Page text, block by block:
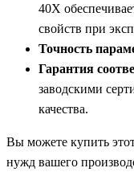
40Х
свойств при
Точность
Гарантия
заводскими
качества.
Вы можете купить
нужд вашего